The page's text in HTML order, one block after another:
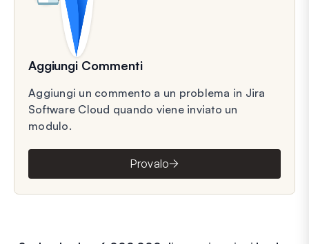
Aggiungi Commenti
Aggiungi un commento a un problema in Jira
Software Cloud quando viene inviato un
modulo.
Provalo